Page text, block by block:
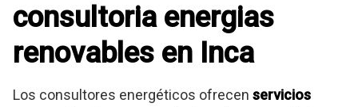
consultoria energias
renovables en Inca
Los consultores energéticos ofrecen servicios